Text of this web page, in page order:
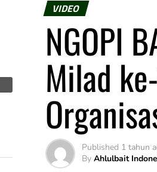
VIDEO
NGOPI
Milad
Published 1 tahun
By Ahlulbait